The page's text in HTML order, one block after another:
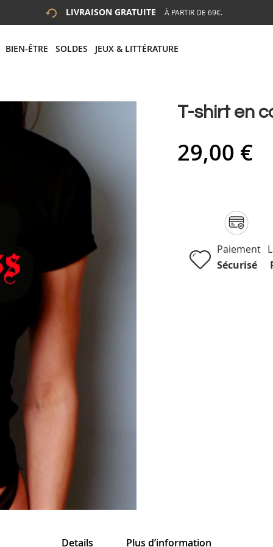
LIVRAISON GRATUITE À PARTIR DE 69€.
BIEN-ÊTRE SOLDES JEUX & LITTÉRATURE
RECHERCHE
T-shirt en
29,00 €
Paiement
Sécurisé
Details Plus d’information